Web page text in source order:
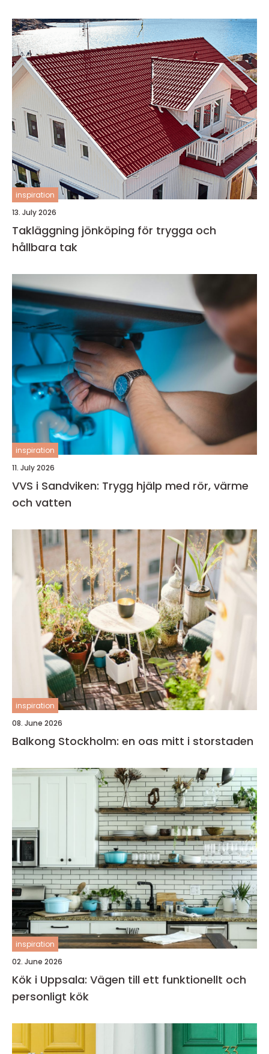
inspiration
13. July 2026
Takläggning jönköping för trygga och
hållbara tak
inspiration
11. July 2026
VVS i Sandviken: Trygg hjälp med rör, värme
och vatten
inspiration
08. June 2026
Balkong Stockholm: en oas mitt i storstaden
inspiration
02. June 2026
Kök i Uppsala: Vägen till ett funktionellt och
personligt kök